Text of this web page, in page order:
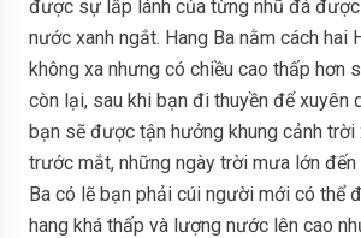
được sự lấp lánh của từng nhũ đá
nước xanh ngắt. Hang Ba nằm cách hai
không xa nhưng có chiều cao thấp hơn
còn lại, sau khi bạn đi thuyền để xuyên
bạn sẽ được tận hưởng khung cảnh trời
trước mắt, những ngày trời mưa lớn đến
Ba có lẽ bạn phải cúi người mới có thể
hang khá thấp và lượng nước lên cao